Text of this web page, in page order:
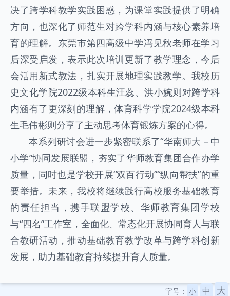
决了跨学科教学实践困惑，为课堂实践提供了明确
方向，也深化了师范生对跨学科内涵与核心素养培
育的理解。东莞市第四高级中学冯见秋老师在学习
后深受启发，表示此次培训更新了教学理念，今后
会活用新式教法，扎实开展地理实践教学。我校历
史文化学院2022级本科生汪蕊、洪小婉则对跨学科
内涵有了更深刻的理解，体育科学学院2024级本科
生毛伟彬则分享了主动思考体育锻炼方案的心得。
本系列研讨会进一步紧密联系了“华南师大－中
小学”协同发展联盟，夯实了华师教育集团合作办学
质量，同时也是学校开展“双百行动”“纵向帮扶”的重
要举措。未来，我校将继续践行高校服务基础教育
的责任担当，携手联盟学校、华师教育集团学校
与“四名”工作室，全面化、常态化开展协同育人与联
合教研活动，推动基础教育教学改革与跨学科创新
发展，助力基础教育持续提升育人质量。
字号： 小 中 大